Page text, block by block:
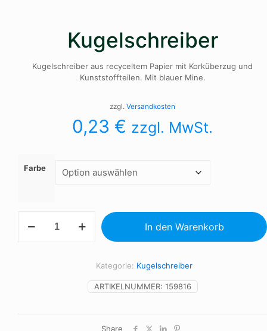
Kugelschreiber
Kugelschreiber aus recyceltem Papier mit Korküberzug und
Kunststoffteilen. Mit blauer Mine.
zzgl. Versandkosten
0,23 € zzgl. MwSt.
Farbe
Menge
In den Warenkorb
ARTIKELNUMMER: 159816
Kategorie: Kugelschreiber
Share